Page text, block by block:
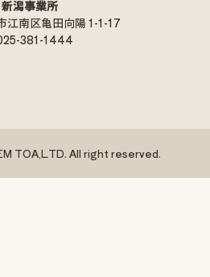
新潟事業所
江南区亀田向陽 1-1-17
381-1444
TOA,LTD. All right reserved.